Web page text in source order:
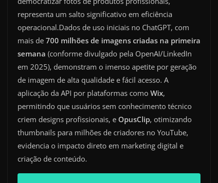
representa um salto significativo em eficiência
operacional.Dados de uso iniciais no ChatGPT, com
mais de 700 milhões de imagens criadas na primeira
semana (conforme divulgado pela OpenAI/LinkedIn
em 2025), demonstram o imenso apetite por geração
de imagem de alta qualidade e fácil acesso. A
aplicação da API por plataformas como Wix,
permitindo que usuários sem conhecimento técnico
criem designs profissionais, e OpusClip, otimizando
thumbnails para milhões de criadores no YouTube,
evidencia o impacto direto em marketing digital e
criação de conteúdo.